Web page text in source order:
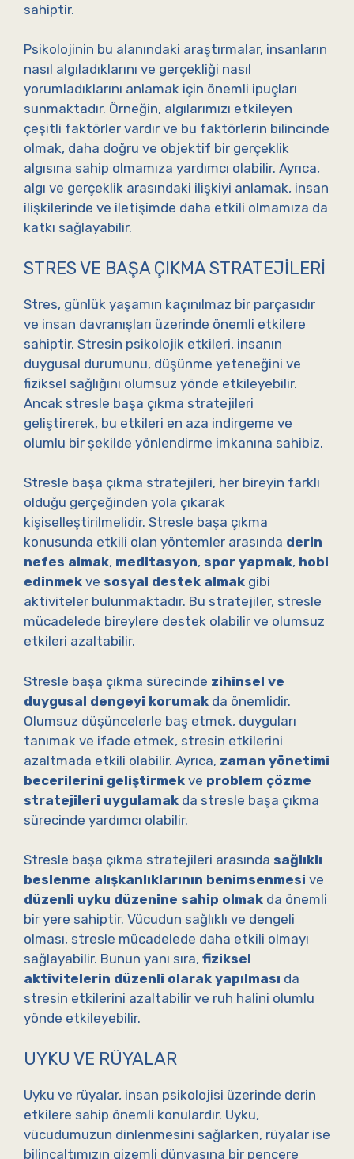
sahiptir.
Psikolojinin bu alanındaki araştırmalar, insanların
nasıl algıladıklarını ve gerçekliği nasıl
yorumladıklarını anlamak için önemli ipuçları
sunmaktadır. Örneğin, algılarımızı etkileyen
çeşitli faktörler vardır ve bu faktörlerin bilincinde
olmak, daha doğru ve objektif bir gerçeklik
algısına sahip olmamıza yardımcı olabilir. Ayrıca,
algı ve gerçeklik arasındaki ilişkiyi anlamak, insan
ilişkilerinde ve iletişimde daha etkili olmamıza da
katkı sağlayabilir.
STRES VE BAŞA ÇIKMA STRATEJILERI
Stres, günlük yaşamın kaçınılmaz bir parçasıdır
ve insan davranışları üzerinde önemli etkilere
sahiptir. Stresin psikolojik etkileri, insanın
duygusal durumunu, düşünme yeteneğini ve
fiziksel sağlığını olumsuz yönde etkileyebilir.
Ancak stresle başa çıkma stratejileri
geliştirerek, bu etkileri en aza indirgeme ve
olumlu bir şekilde yönlendirme imkanına sahibiz.
Stresle başa çıkma stratejileri, her bireyin farklı
olduğu gerçeğinden yola çıkarak
kişiselleştirilmelidir. Stresle başa çıkma
konusunda etkili olan yöntemler arasında derin
nefes almak, meditasyon, spor yapmak, hobi
edinmek ve sosyal destek almak gibi
aktiviteler bulunmaktadır. Bu stratejiler, stresle
mücadelede bireylere destek olabilir ve olumsuz
etkileri azaltabilir.
Stresle başa çıkma sürecinde zihinsel ve
duygusal dengeyi korumak da önemlidir.
Olumsuz düşüncelerle baş etmek, duyguları
tanımak ve ifade etmek, stresin etkilerini
azaltmada etkili olabilir. Ayrıca, zaman yönetimi
becerilerini geliştirmek ve problem çözme
stratejileri uygulamak da stresle başa çıkma
sürecinde yardımcı olabilir.
Stresle başa çıkma stratejileri arasında sağlıklı
beslenme alışkanlıklarının benimsenmesi ve
düzenli uyku düzenine sahip olmak da önemli
bir yere sahiptir. Vücudun sağlıklı ve dengeli
olması, stresle mücadelede daha etkili olmayı
sağlayabilir. Bunun yanı sıra, fiziksel
aktivitelerin düzenli olarak yapılması da
stresin etkilerini azaltabilir ve ruh halini olumlu
yönde etkileyebilir.
UYKU VE RÜYALAR
Uyku ve rüyalar, insan psikolojisi üzerinde derin
etkilere sahip önemli konulardır. Uyku,
vücudumuzun dinlenmesini sağlarken, rüyalar ise
bilinçaltımızın gizemli dünyasına bir pencere